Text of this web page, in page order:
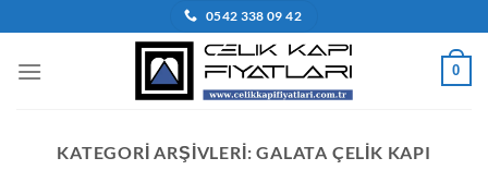
atla
0542 338 09 42
0
KATEGORI ARŞIVLERI:GALATA ÇELIK KAPI